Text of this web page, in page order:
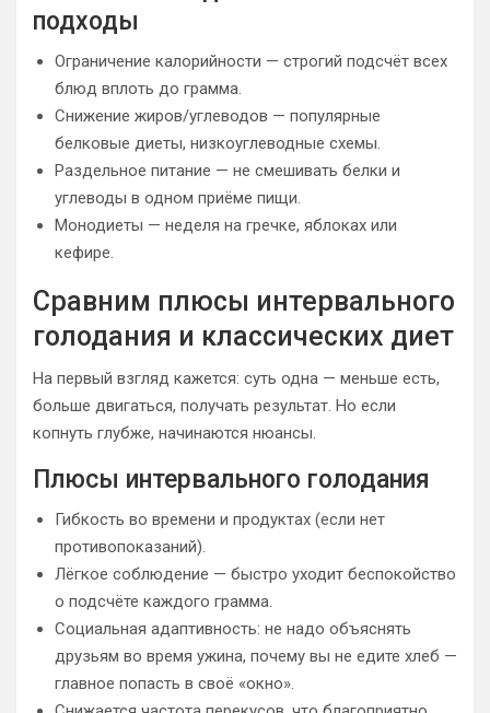
подходы
Ограничение калорийности — строгий подсчёт всех
блюд вплоть до грамма.
Снижение жиров/углеводов — популярные
белковые диеты, низкоуглеводные схемы.
Раздельное питание — не смешивать белки и
углеводы в одном приёме пищи.
Монодиеты — неделя на гречке, яблоках или
кефире.
Сравним плюсы интервального
голодания и классических диет
На первый взгляд кажется: суть одна — меньше есть,
больше двигаться, получать результат. Но если
копнуть глубже, начинаются нюансы.
Плюсы интервального голодания
Гибкость во времени и продуктах (если нет
противопоказаний).
Лёгкое соблюдение — быстро уходит беспокойство
о подсчёте каждого грамма.
Социальная адаптивность: не надо объяснять
друзьям во время ужина, почему вы не едите хлеб —
главное попасть в своё «окно».